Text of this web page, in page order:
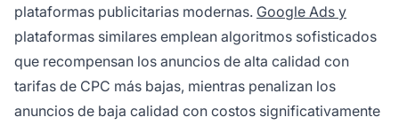
plataformas publicitarias modernas. Google Ads y
plataformas similares emplean algoritmos sofisticados
que recompensan los anuncios de alta calidad con
tarifas de CPC más bajas, mientras penalizan los
anuncios de baja calidad con costos significativamente